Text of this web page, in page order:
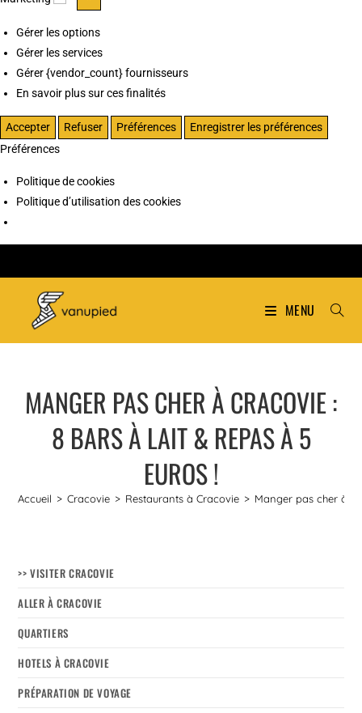
Gérer les options
Gérer les services
Gérer {vendor_count} fournisseurs
En savoir plus sur ces finalités
Accepter Refuser Préférences
Enregistrer les préférences
Préférences
Politique de cookies
Politique d’utilisation des cookies
MENU
MANGER PAS CHER À CRACOVIE :
8 BARS À LAIT & REPAS À 5
EUROS !
Accueil > Cracovie > Restaurants à Cracovie > Manger pas cher à
>> VISITER CRACOVIE
ALLER À CRACOVIE
QUARTIERS
HOTELS À CRACOVIE
PRÉPARATION DE VOYAGE